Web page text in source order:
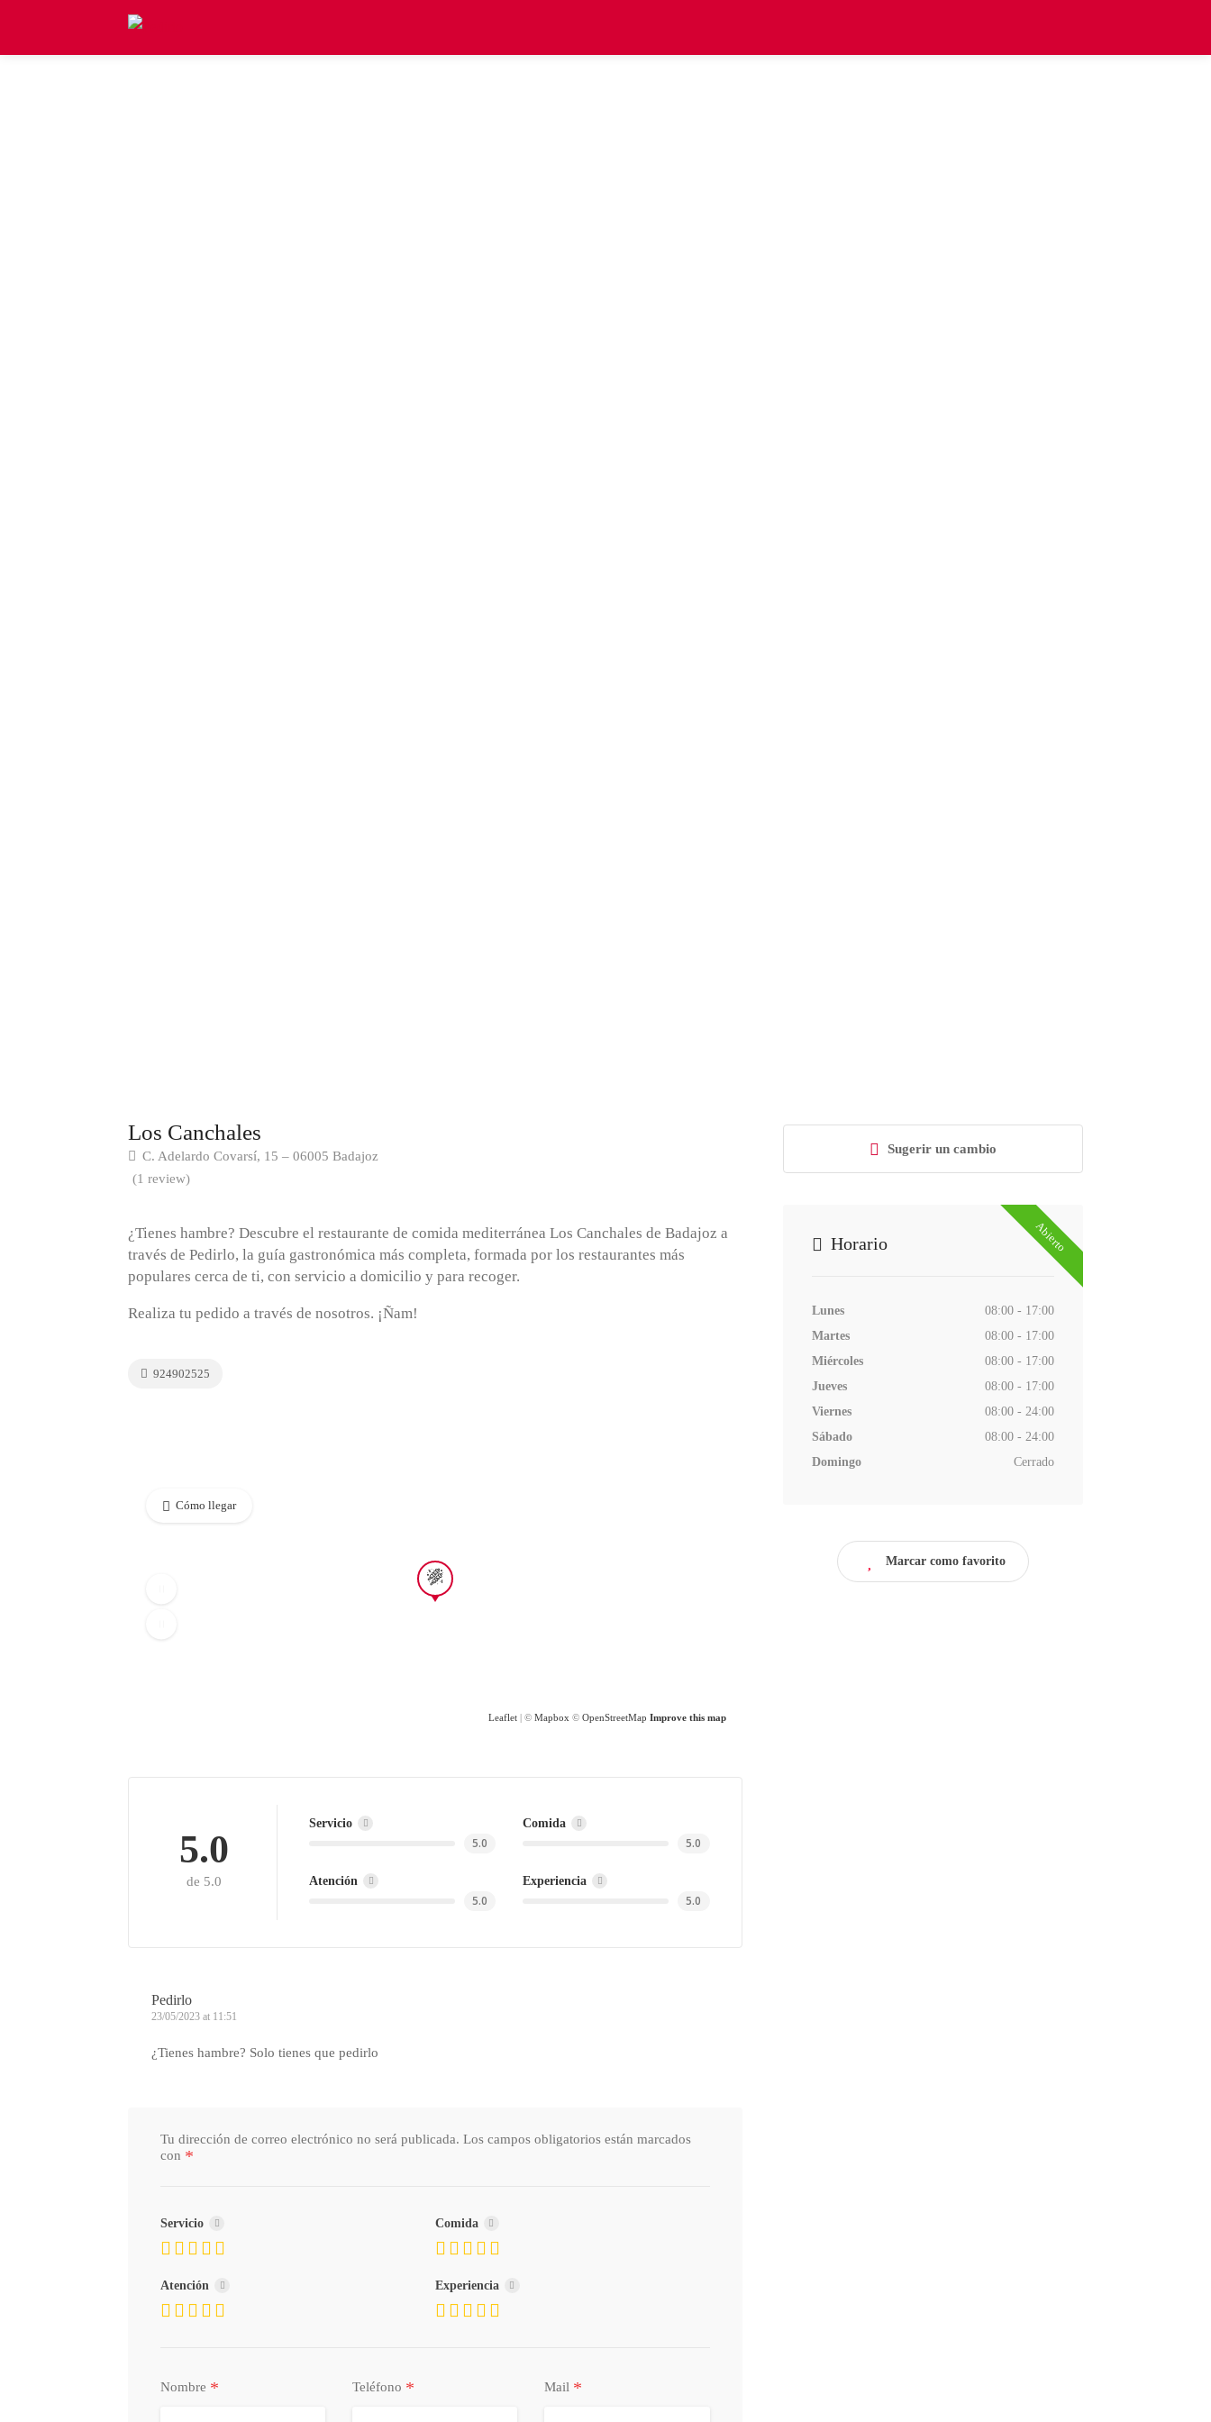
Los Canchales
C. Adelardo Covarsí, 15 – 06005 Badajoz
(1 review)
¿Tienes hambre? Descubre el restaurante de comida mediterránea Los Canchales de Badajoz a
través de Pedirlo, la guía gastronómica más completa, formada por los restaurantes más
populares cerca de ti, con servicio a domicilio y para recoger.
Realiza tu pedido a través de nosotros. ¡Ñam!
924902525
Leaflet| © Mapbox © OpenStreetMap Improve this map
Cómo llegar
5.0
de 5.0
Servicio
5.0
Comida
5.0
Atención
5.0
Experiencia
5.0
Pedirlo
23/05/2023 at 11:51
¿Tienes hambre? Solo tienes que pedirlo
Tu dirección de correo electrónico no será publicada. Los campos obligatorios están marcados
con *
Servicio Comida
Atención Experiencia
Nombre * Teléfono * Mail *
Sugerir un cambio
Abierto
Horario
Lunes
08:00 - 17:00
Martes
08:00 - 17:00
Miércoles
08:00 - 17:00
Jueves
08:00 - 17:00
Viernes
08:00 - 24:00
Sábado
08:00 - 24:00
Domingo
Cerrado
Marcar como favorito